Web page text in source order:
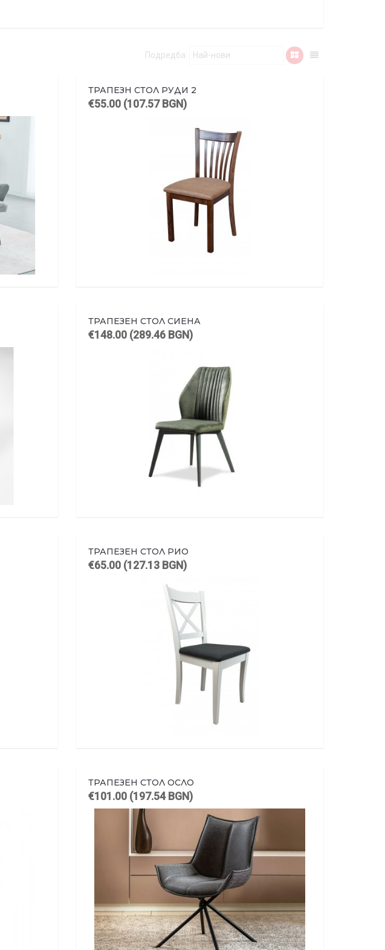
Подредба:
ТРАПЕЗН СТОЛ РУДИ 2
€55.00 (107.57 BGN)
ТРАПЕЗЕН СТОЛ СИЕНА
€148.00 (289.46 BGN)
ТРАПЕЗЕН СТОЛ РИО
€65.00 (127.13 BGN)
ТРАПЕЗЕН СТОЛ ОСЛО
€101.00 (197.54 BGN)